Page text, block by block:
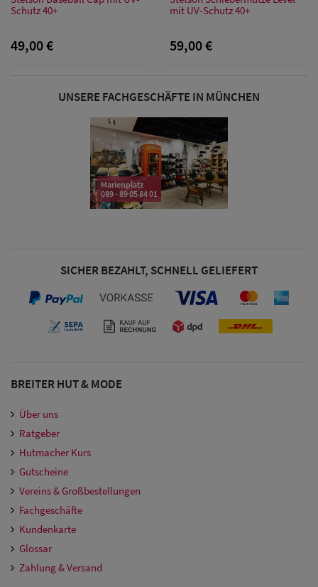
Damen
Snapback Caps
Damen Caps
Schutz 40+
49,00 €
mit UV-Schutz 40+
59,00 €
UNSERE FACHGESCHÄFTE IN MÜNCHEN
Marienplatz
089 - 89 05 84 01
SICHER BEZAHLT, SCHNELL GELIEFERT
BREITER HUT & MODE
Über uns
Ratgeber
Hutmacher Kurs
Gutscheine
Vereins & Großbestellungen
Fachgeschäfte
Kundenkarte
Glossar
Zahlung & Versand